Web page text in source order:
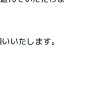
いたします。